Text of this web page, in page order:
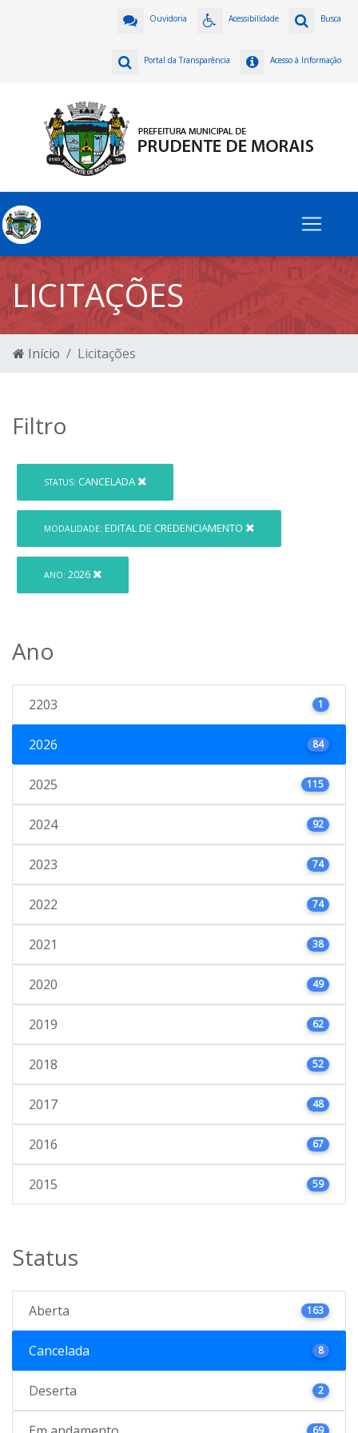
Busca
Acessibilidade
Ouvidoria
Acesso à Informação
Portal da Transparência
LICITAÇÕES
Início Licitações
Filtro
STATUS: CANCELADA
MODALIDADE: EDITAL DE CREDENCIAMENTO
ANO: 2026
Ano
2203 1
2026 84
2025 115
2024 92
2023 74
2022 74
2021 38
2020 49
2019 62
2018 52
2017 48
2016 67
2015 59
Status
Aberta 163
Cancelada 8
Deserta 2
69